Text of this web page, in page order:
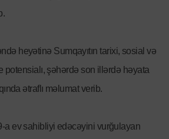
heyətinə Sumqayıtın tarixi, sosial və
potensialı, şəhərdə son illərdə həyata
ətraflı məlumat verib.
a ev sahibliyi edəcəyini vurğulayan